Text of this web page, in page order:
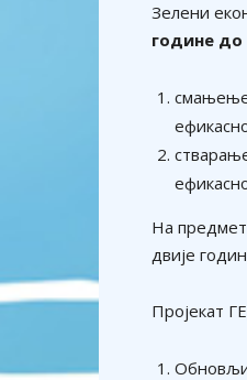
Зелени
године до
смањење
На
двије
Пројекат